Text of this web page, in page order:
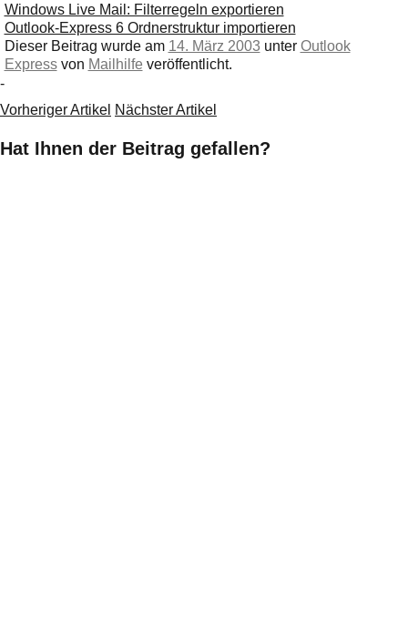
Windows Live Mail: Filterregeln exportieren
Outlook-Express 6 Ordnerstruktur importieren
Dieser Beitrag wurde am 14. März 2003 unter Outlook
Express von Mailhilfe veröffentlicht.
-
Vorheriger Artikel Nächster Artikel
Hat Ihnen der Beitrag gefallen?